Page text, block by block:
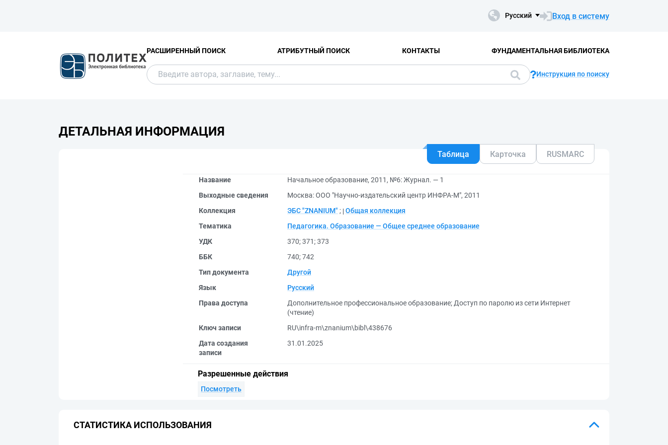
Русский Вход в систему
РАСШИРЕННЫЙ ПОИСК АТРИБУТНЫЙ ПОИСК КОНТАКТЫ ФУНДАМЕНТАЛЬНАЯ БИБЛИОТЕКА
Инструкция по поиску
ДЕТАЛЬНАЯ ИНФОРМАЦИЯ
Таблица Карточка RUSMARC
Название
Начальное образование, 2011, №6: Журнал. — 1
Выходные сведения
Москва: ООО "Научно-издательский центр ИНФРА-М", 2011
Коллекция
ЭБС "ZNANIUM" ; Общая коллекция
Тематика
Педагогика. Образование — Общее среднее образование
УДК
370;371 ;373
ББК
740;742
Тип документа
Другой
Язык
Русский
Права доступа
Дополнительное профессиональное образование; Доступ по паролю из сети Интернет
(чтение)
Ключ записи
RU\infra-m\znanium\bibl\438676
Дата создания
записи
31.01.2025
Разрешенные действия
Посмотреть
СТАТИСТИКА ИСПОЛЬЗОВАНИЯ